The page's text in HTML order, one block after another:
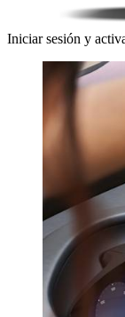
Iniciar sesión y